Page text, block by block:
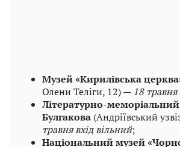
Музей «Кирилівська
Олени Теліги, 12) — 18 травня
Літературно-
Булгакова (Андріївський
травня вхід вільний;
Національний музей